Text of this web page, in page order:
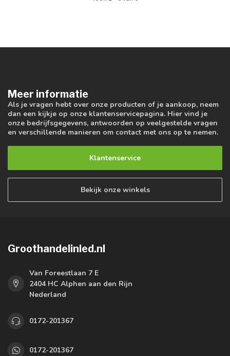
Meer informatie
Als je vragen hebt over onze producten of je aankoop, neem
dan een kijkje op onze klantenservicepagina. Hier vind je
onze bedrijfsgegevens, antwoorden op veelgestelde vragen
en verschillende manieren om contact met ons op te nemen.
Klantenservice
Bekijk onze winkels
Groothandelinled.nl
Van Foreestlaan 7 E
2404 HC Alphen aan den Rijn
Nederland
0172-201367
0172-201367